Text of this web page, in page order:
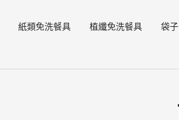
紙類免洗餐具 植纖免洗餐具 袋子